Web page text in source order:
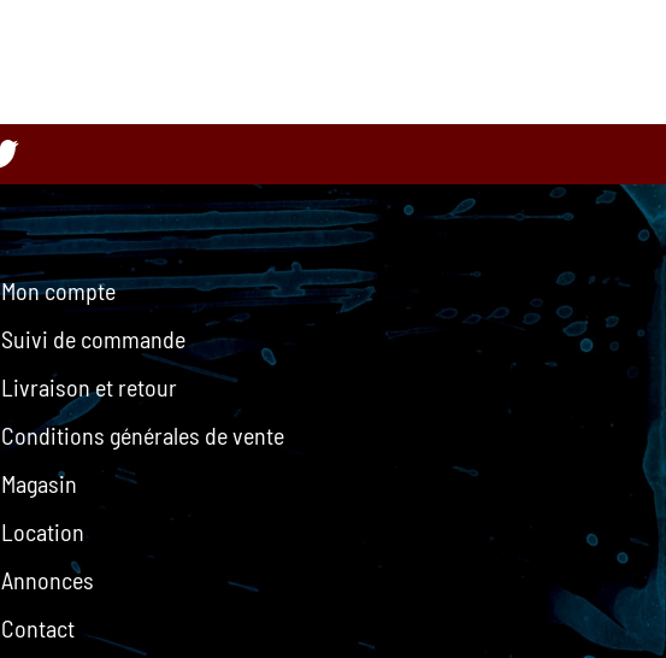
Mon compte
Suivi de commande
Livraison et retour
Conditions générales de vente
Magasin
Location
Annonces
Contact